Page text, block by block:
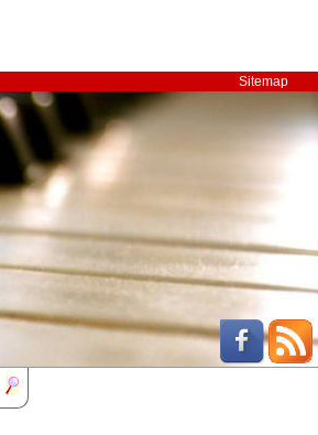
Sitemap